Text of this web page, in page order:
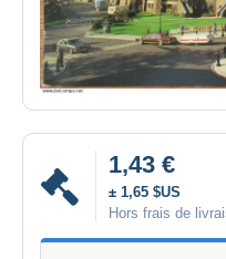
1,43 €
± 1,65 $US
Hors frais de